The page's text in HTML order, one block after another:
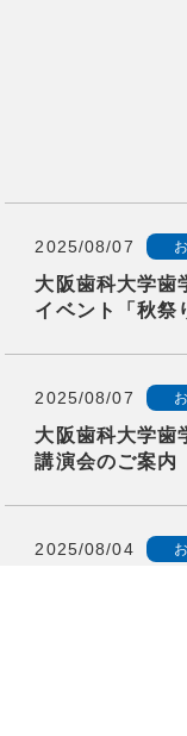
2025/08/07
大阪歯科大学歯
イベント「秋祭
2025/08/07
大阪歯科大学歯
講演会のご案内
2025/08/04